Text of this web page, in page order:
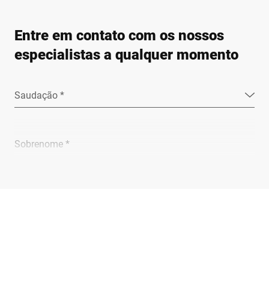
Entre em contato com os nossos
especialistas a qualquer momento
Saudação *
Sobrenome *